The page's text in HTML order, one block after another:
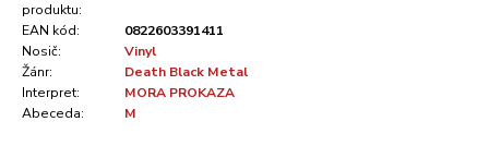
produktu:
EAN kód:
0822603391411
Nosič:
Vinyl
Žánr:
Death Black Metal
Interpret:
MORA PROKAZA
Abeceda:
M